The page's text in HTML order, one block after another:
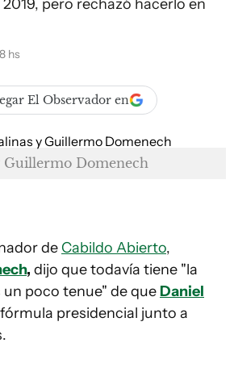
pero rechazó hacerlo en
hs
El Observador en
Guillermo Domenech
de Cabildo Abierto,
, dijo que todavía tiene "la
un poco tenue" de queDaniel
presidencial junto a